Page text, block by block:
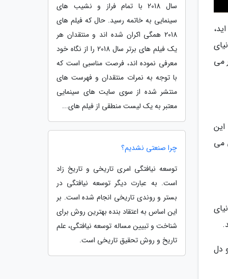
می
می
دل
سال 2018 با تمام فراز و نشیب های
سینمایی به خاتمه رسید. حال که فیلم های
2018 همگی اکران شده اند و منتقدان هر
یک فیلم های برتر سال 2018 را از نگاه خود
معرفی نموده اند، فرصت مناسبی است که
با توجه به نمرات منتقدان و فهرست های
منتشر شده از سوی سایت های سینمایی
معتبر به یک لیست منطقی از فیلم های...
چرا صنعتی نشدیم؟
توسعه نیافتگی امری تاریخی و تاریخ زاد
است. به عبارت دیگر توسعه نیافتگی در
بستر و روندی تاریخی انجام شده است. بر
این اساس به اعتقاد بنده بهترین روش برای
شناخت و تبیین مساله توسعه نیافتگی، علم
تاریخ و روش تحقیق تاریخی است.